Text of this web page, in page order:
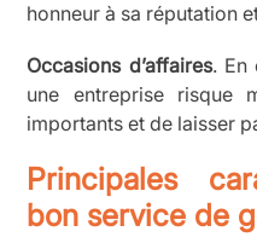
honneur à sa réputation
Occasions d’affaires. En
une entreprise risque
importants et de laisser
Principales
bon service de